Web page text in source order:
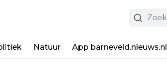
Natuur App barneveld.nieuws.nl